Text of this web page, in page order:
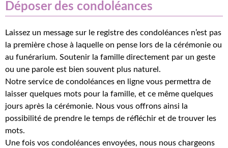
Déposer des condoléances
Laissez un message sur le registre des condoléances n’est pas
la première chose à laquelle on pense lors de la cérémonie ou
au funérarium. Soutenir la famille directement par un geste
ou une parole est bien souvent plus naturel.
Notre service de condoléances en ligne vous permettra de
laisser quelques mots pour la famille, et ce même quelques
jours après la cérémonie. Nous vous offrons ainsi la
possibilité de prendre le temps de réfléchir et de trouver les
mots.
Une fois vos condoléances envoyées, nous nous chargeons